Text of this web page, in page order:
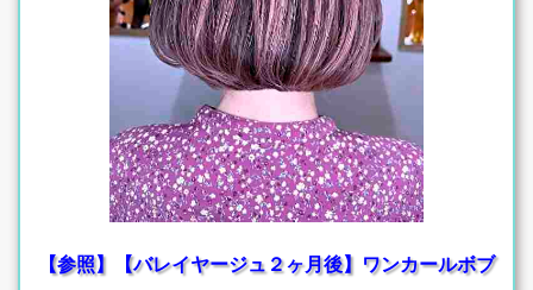
【参照】【バレイヤージュ２ヶ月後】ワンカールボブ